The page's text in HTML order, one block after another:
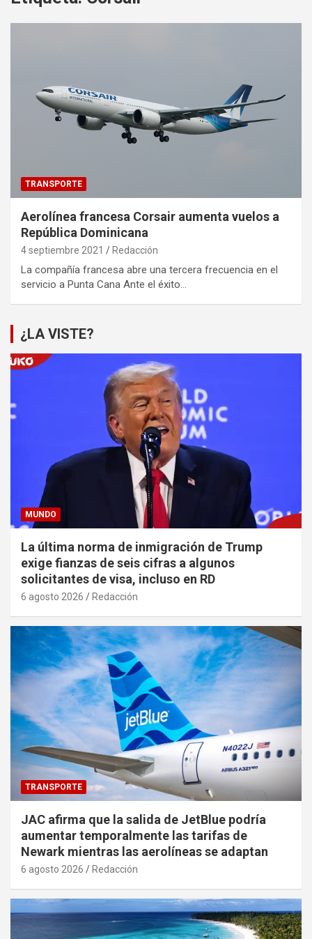
TRANSPORTE
Aerolínea francesa Corsair aumenta vuelos a
República Dominicana
4 septiembre 2021 Redacción
La compañía francesa abre una tercera frecuencia en el
servicio a Punta Cana Ante el éxito…
¿LA VISTE?
MUNDO
La última norma de inmigración de Trump
exige fianzas de seis cifras a algunos
solicitantes de visa, incluso en RD
6 agosto 2026 Redacción
TRANSPORTE
JAC afirma que la salida de JetBlue podría
aumentar temporalmente las tarifas de
Newark mientras las aerolíneas se adaptan
6 agosto 2026 Redacción